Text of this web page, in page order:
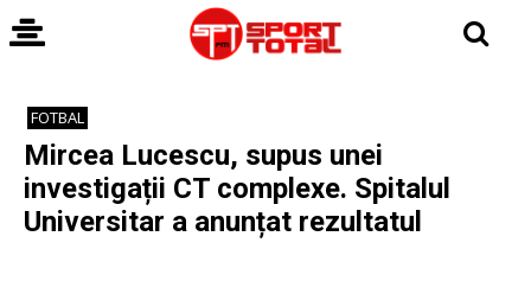
FOTBAL
Mircea Lucescu, supus unei
investigații CT complexe. Spitalul
Universitar a anunțat rezultatul